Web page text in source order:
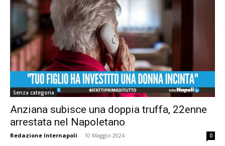
Senza categoria
Anziana subisce una doppia truffa, 22enne
arrestata nel Napoletano
Redazione Internapoli - 10 Maggio 2024 0